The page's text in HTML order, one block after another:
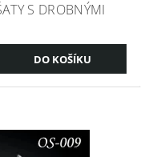
S DROBNÝMI